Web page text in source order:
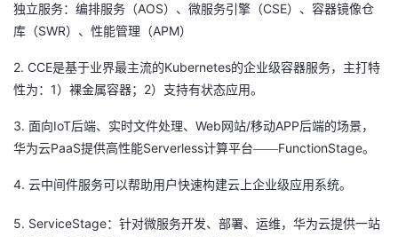
程
认
证
的
实
我
的
藏
支
声
议
独立服务：编排服务（AOS）、微服务引擎（CSE）、容器镜像仓
库（SWR）、性能管理（APM）
2. CCE是基于业界最主流的Kubernetes的企业级容器服务，主打特
性为： 1 ）裸金属容器； 2）支持有状态应用。
3. 面向IoT后端、实时文件处理、 Web 网站/移动APP后端的场景，
华为云PaaS提供高性能Serverless计算平台——FunctionStage。
4. 云中间件服务可以帮助用户快速构建云上企业级应用系统。
5. ServiceStage：针对微服务开发、部署、运维，华为云提供一站